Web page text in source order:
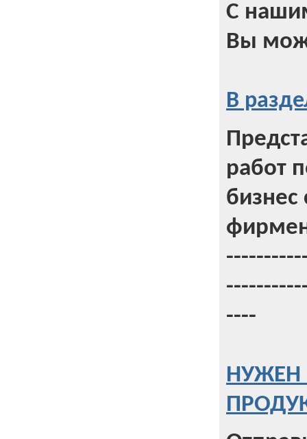
С
Вы
В
работ
бизнес
----
НУЖЕН